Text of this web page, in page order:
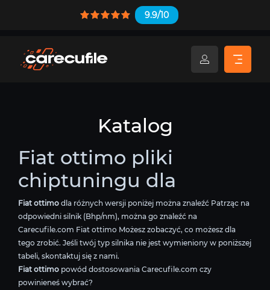
9.9/10
Katalog
Fiat ottimo pliki
chiptuningu dla
Fiat ottimo dla różnych wersji poniżej można znaleźć Patrząc na
odpowiedni silnik (Bhp/nm), można go znaleźć na
Carecufile.com Fiat ottimo Możesz zobaczyć, co możesz dla
tego zrobić. Jeśli twój typ silnika nie jest wymieniony w poniższej
tabeli, skontaktuj się z nami.
Fiat ottimo powód dostosowania Carecufile.com czy
powinieneś wybrać?